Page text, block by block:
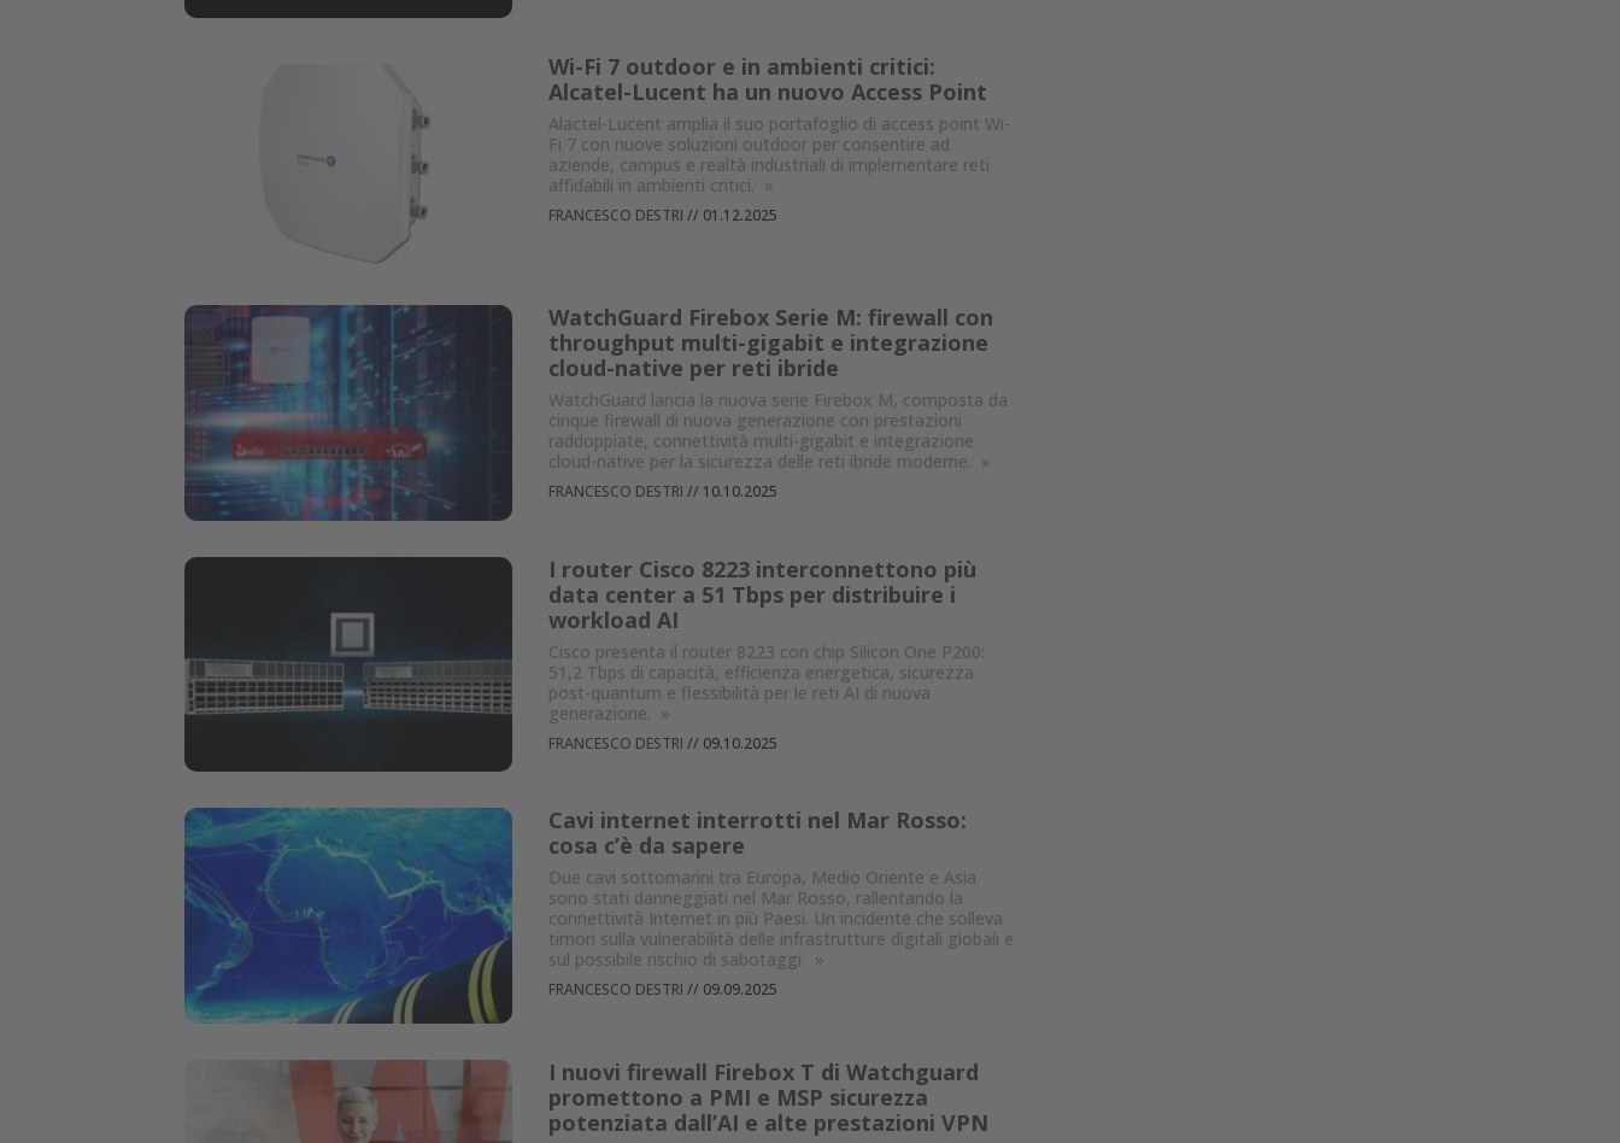
Wi-Fi 7 outdoor e in ambienti critici:
Alcatel-Lucent ha un nuovo Access Point
Alactel-Lucent amplia il suo portafoglio di access point Wi-
Fi 7 con nuove soluzioni outdoor per consentire ad
aziende, campus e realtà industriali di implementare reti
affidabili in ambienti critici. »
FRANCESCO DESTRI // 01.12.2025
WatchGuard Firebox Serie M: firewall con
throughput multi-gigabit e integrazione
cloud-native per reti ibride
WatchGuard lancia la nuova serie Firebox M, composta da
cinque firewall di nuova generazione con prestazioni
raddoppiate, connettività multi-gigabit e integrazione
cloud-native per la sicurezza delle reti ibride moderne. »
FRANCESCO DESTRI // 10.10.2025
I router Cisco 8223 interconnettono più
data center a 51 Tbps per distribuire i
workload AI
Cisco presenta il router 8223 con chip Silicon One P200:
51,2 Tbps di capacità, efficienza energetica, sicurezza
post-quantum e flessibilità per le reti AI di nuova
generazione. »
FRANCESCO DESTRI // 09.10.2025
Cavi internet interrotti nel Mar Rosso:
cosa c’è da sapere
Due cavi sottomarini tra Europa, Medio Oriente e Asia
sono stati danneggiati nel Mar Rosso, rallentando la
connettività Internet in più Paesi. Un incidente che solleva
timori sulla vulnerabilità delle infrastrutture digitali globali e
sul possibile rischio di sabotaggi. »
FRANCESCO DESTRI // 09.09.2025
I nuovi firewall Firebox T di Watchguard
promettono a PMI e MSP sicurezza
potenziata dall’AI e alte prestazioni VPN